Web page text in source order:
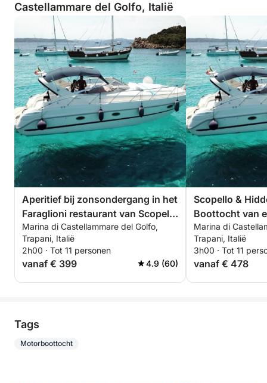
Castellammare del Golfo, Italië
Aperitief bij zonsondergang in het
Faraglioni restaurant van Scopello
(max. 6 personen)
Marina di Castellammare del Golfo,
Trapani, Italië
2h00 · Tot 11 personen
vanaf € 399 4.9 (60)
Scopello &
Boottocht van
Marina di
Trapani, Italië
3h00 · Tot 11
vanaf € 478
Tags
Motorboottocht